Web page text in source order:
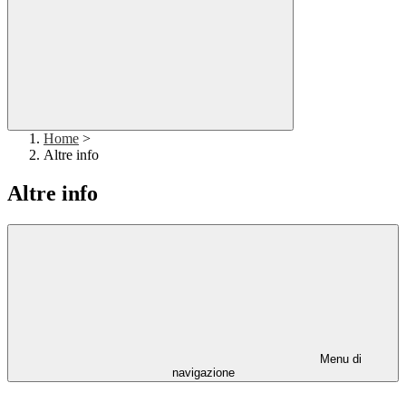
Home >
Altre info
Altre info
Menu di
navigazione